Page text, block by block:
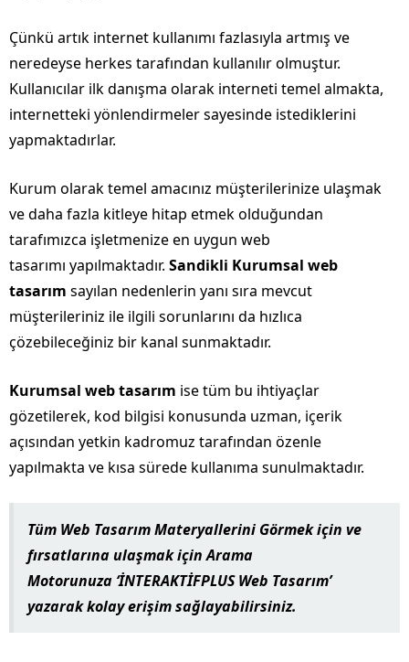
Çünkü artık internet kullanımı fazlasıyla artmış ve
neredeyse herkes tarafından kullanılır olmuştur.
Kullanıcılar ilk danışma olarak interneti temel almakta,
internetteki yönlendirmeler sayesinde istediklerini
yapmaktadırlar.
Kurum olarak temel amacınız müşterilerinize ulaşmak
ve daha fazla kitleye hitap etmek olduğundan
tarafımızca işletmenize en uygun web
tasarımı yapılmaktadır. Sandikli Kurumsal web
tasarım sayılan nedenlerin yanı sıra mevcut
müşterileriniz ile ilgili sorunlarını da hızlıca
çözebileceğiniz bir kanal sunmaktadır.
Kurumsal web tasarım ise tüm bu ihtiyaçlar
gözetilerek, kod bilgisi konusunda uzman, içerik
açısından yetkin kadromuz tarafından özenle
yapılmakta ve kısa sürede kullanıma sunulmaktadır.
Tüm Web Tasarım Materyallerini Görmek için ve
fırsatlarına ulaşmak için Arama
Motorunuza ‘İNTERAKTİFPLUS Web Tasarım’
yazarak kolay erişim sağlayabilirsiniz.